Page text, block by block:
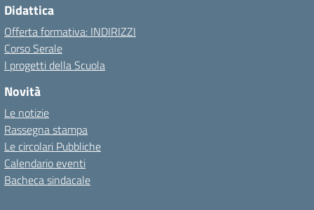
Didattica
Offerta formativa: INDIRIZZI
Corso Serale
I progetti della Scuola
Novità
Le notizie
Rassegna stampa
Le circolari Pubbliche
Calendario eventi
Bacheca sindacale